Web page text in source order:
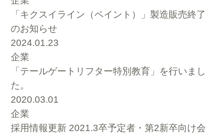
「キクスイライン（ペイント）」製造販売終了
のお知らせ
2024.01.23
企業
「テールゲートリフター特別教育」を行いまし
た。
2020.03.01
企業
採用情報更新 2021.3卒予定者・第2新卒向け会